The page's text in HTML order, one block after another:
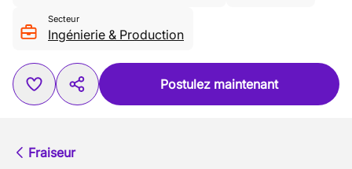
Secteur
Ingénierie & Production
Postulez maintenant
Fraiseur